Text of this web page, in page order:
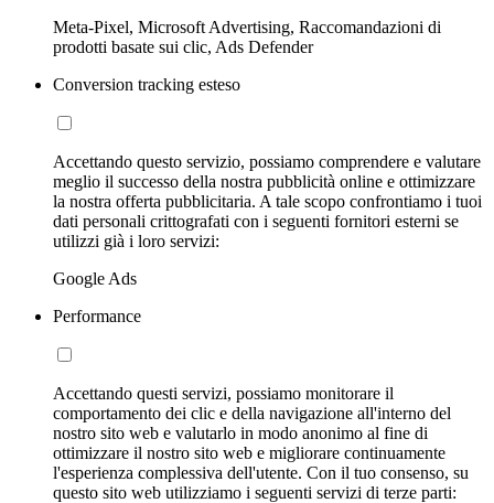
Meta-Pixel, Microsoft Advertising, Raccomandazioni di
prodotti basate sui clic, Ads Defender
Conversion tracking esteso
Accettando questo servizio, possiamo comprendere e valutare
meglio il successo della nostra pubblicità online e ottimizzare
la nostra offerta pubblicitaria. A tale scopo confrontiamo i tuoi
dati personali crittografati con i seguenti fornitori esterni se
utilizzi già i loro servizi:
Google Ads
Performance
Accettando questi servizi, possiamo monitorare il
comportamento dei clic e della navigazione all'interno del
nostro sito web e valutarlo in modo anonimo al fine di
ottimizzare il nostro sito web e migliorare continuamente
l'esperienza complessiva dell'utente. Con il tuo consenso, su
questo sito web utilizziamo i seguenti servizi di terze parti: